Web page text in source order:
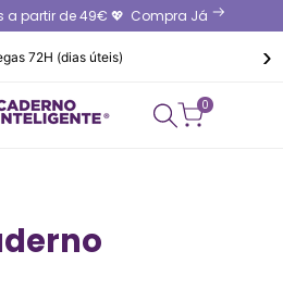
a partir de 49€ 💖 Compra Já
72H (dias úteis) ›
0